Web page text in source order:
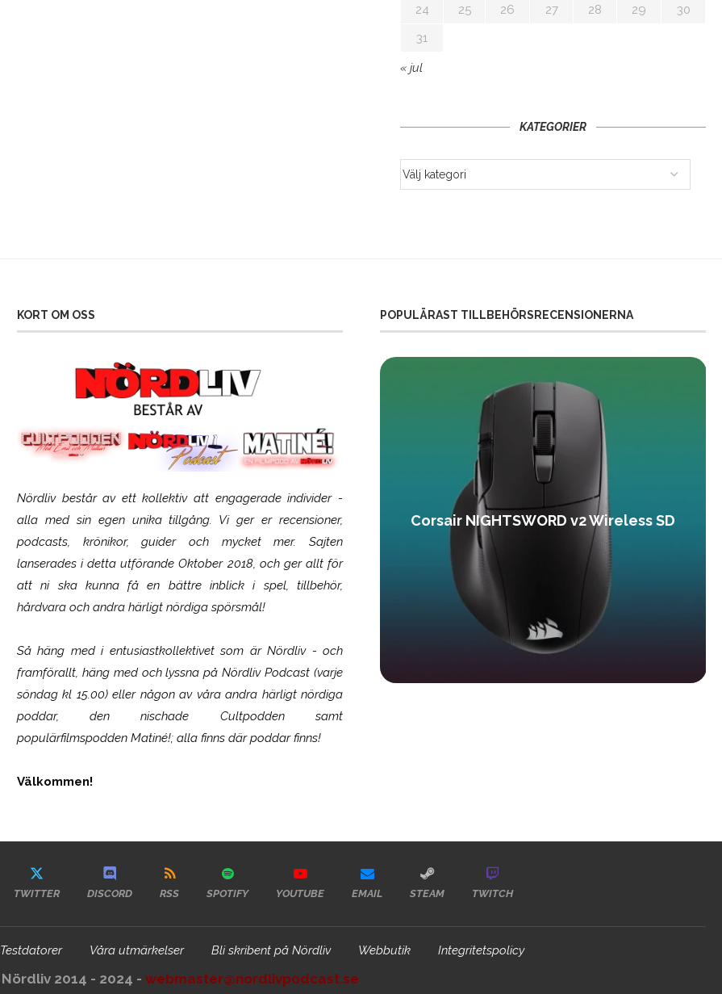
24
25 26 27 28 29
30
31
« jul
KATEGORIER
KORT OM OSS
Nördliv består av ett kollektiv att engagerade individer -
alla med sin egen unika tillgång. Vi ger er recensioner,
podcasts, krönikor, guider och mycket mer. Sajten
lanserades i detta utförande Oktober 2018, och ger allt för
att ni ska kunna få en bättre inblick i spel, tillbehör,
hårdvara och andra härligt nördiga spörsmål!
Så häng med i entusiastkollektivet som ärNördliv- och
framförallt, häng med och lyssna på Nördliv Podcast (varje
söndag kl 15.00) eller någon av våra andra härligt nördiga
poddar, den nischade Cultpodden samt
populärfilmspodden Matiné!; alla finns där poddar finns!
Välkommen!
POPULÄRAST TILLBEHÖRSRECENSIONERNA
SCUF Gaming Omega Corsair NIGHTSWORD v2 Wireless SD
TWITTER DISCORD RSS SPOTIFY YOUTUBE EMAIL STEAM TWITCH
Testdatorer Våra utmärkelser Bli skribent på Nördliv Webbutik Integritetspolicy
Nördliv 2014 - 2024 - webmaster@nordlivpodcast.se